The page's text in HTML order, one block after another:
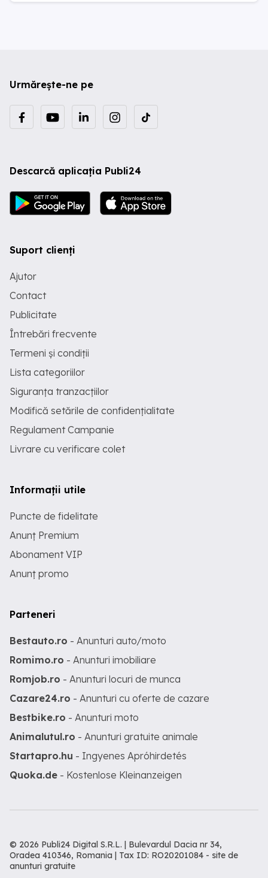
Urmărește-ne pe
Descarcă aplicația Publi24
Suport clienți
Ajutor
Contact
Publicitate
Întrebări frecvente
Termeni și condiții
Lista categoriilor
Siguranța tranzacțiilor
Modifică setările de confidențialitate
Regulament Campanie
Livrare cu verificare colet
Informații utile
Puncte de fidelitate
Anunț Premium
Abonament VIP
Anunț promo
Parteneri
Bestauto.ro - Anunturi auto/moto
Romimo.ro - Anunturi imobiliare
Romjob.ro - Anunturi locuri de munca
Cazare24.ro - Anunturi cu oferte de cazare
Bestbike.ro - Anunturi moto
Animalutul.ro - Anunturi gratuite animale
Startapro.hu - Ingyenes Apróhirdetés
Quoka.de - Kostenlose Kleinanzeigen
© 2026 Publi24 Digital S.R.L. | Bulevardul Dacia nr 34,
Oradea 410346, Romania | Tax ID: RO20201084 - site de
anunturi gratuite